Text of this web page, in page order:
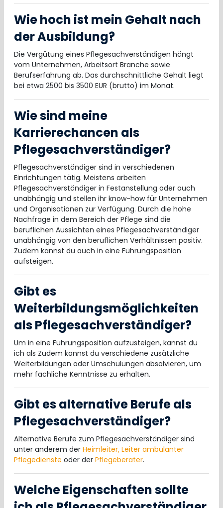
Wie hoch ist mein Gehalt nach
der Ausbildung?
Die Vergütung eines Pflegesachverständigen hängt
vom Unternehmen, Arbeitsort Branche sowie
Berufserfahrung ab. Das durchschnittliche Gehalt liegt
bei etwa 2500 bis 3500 EUR (brutto) im Monat.
Wie sind meine
Karrierechancen als
Pflegesachverständiger?
Pflegesachverständiger sind in verschiedenen
Einrichtungen tätig. Meistens arbeiten
Pflegesachverständiger in Festanstellung oder auch
unabhängig und stellen ihr know-how für Unternehmen
und Organisationen zur Verfügung. Durch die hohe
Nachfrage in dem Bereich der Pflege sind die
beruflichen Aussichten eines Pflegesachverständiger
unabhängig von den beruflichen Verhältnissen positiv.
Zudem kannst du auch in eine Führungsposition
aufsteigen.
Gibt es
Weiterbildungsmöglichkeiten
als Pflegesachverständiger?
Um in eine Führungsposition aufzusteigen, kannst du
ich als Zudem kannst du verschiedene zusätzliche
Weiterbildungen oder Umschulungen absolvieren, um
mehr fachliche Kenntnisse zu erhalten.
Gibt es alternative Berufe als
Pflegesachverständiger?
Alternative Berufe zum Pflegesachverständiger sind
unter anderem der Heimleiter, Leiter ambulanter
Pflegedienste oder der Pflegeberater.
Welche Eigenschaften sollte